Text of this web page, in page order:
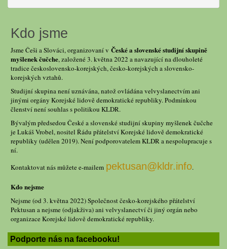
Kdo jsme
Jsme Češi a Slováci, organizovaní v České a slovenské studijní skupině
myšlenek čučche, založené 3. května 2022 a navazující na dlouholeté
tradice československo-korejských, česko-korejských a slovensko-
korejských vztahů.
Studijní skupina není uznávána, natož ovládána velvyslanectvím ani
jinými orgány Korejské lidově demokratické republiky. Podmínkou
členství není souhlas s politikou KLDR.
Bývalým předsedou České a slovenské studijní skupiny myšlenek čučche
je Lukáš Vrobel, nositel Řádu přátelství Korejské lidově demokratické
republiky (udělen 2019). Není podporovatelem KLDR a nespolupracuje s
ní.
Kontaktovat nás můžete e-mailem pektusan@kldr.info.
Kdo nejsme
Nejsme (od 3. května 2022) Společnost česko-korejského přátelství
Pektusan a nejsme (odjakživa) ani velvyslanectví či jiný orgán nebo
organizace Korejské lidově demokratické republiky.
Podporte nás na facebooku!